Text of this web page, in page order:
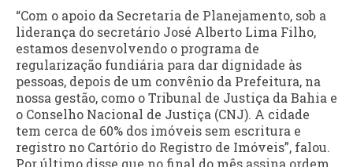
“Com o apoio da Secretaria de Planejamento, sob a
liderança do secretário José Alberto Lima Filho,
estamos desenvolvendo o programa de
regularização fundiária para dar dignidade às
pessoas, depois de um convênio da Prefeitura, na
nossa gestão, como o Tribunal de Justiça da Bahia e
o Conselho Nacional de Justiça (CNJ). A cidade
tem cerca de 60% dos imóveis sem escritura e
registro no Cartório do Registro de Imóveis”, falou.
Por último disse que no final do mês assina ordem